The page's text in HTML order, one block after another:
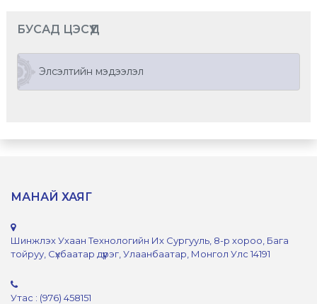
БУСАД ЦЭСҮҮД
Элсэлтийн мэдээлэл
МАНАЙ ХАЯГ
Шинжлэх Ухаан Технологийн Их Сургууль, 8-р хороо, Бага
тойруу, Сүхбаатар дүүрэг, Улаанбаатар, Монгол Улс 14191
Утас : (976) 458151